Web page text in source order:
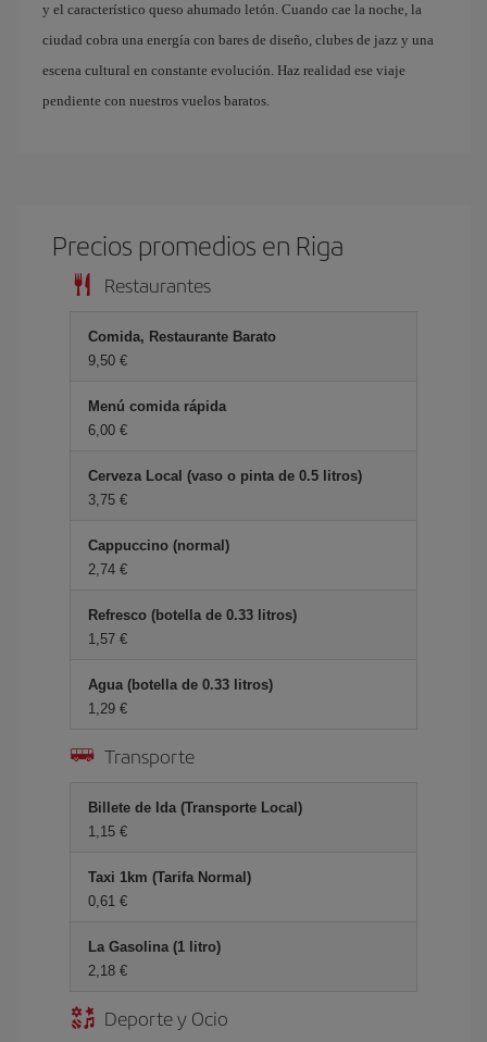
y el característico queso ahumado letón. Cuando cae la noche, la
ciudad cobra una energía con bares de diseño, clubes de jazz y una
escena cultural en constante evolución. Haz realidad ese viaje
pendiente con nuestros vuelos baratos.
Precios promedios en Riga
Restaurantes
Comida, Restaurante Barato
9,50 €
Menú comida rápida
6,00 €
Cerveza Local (vaso o pinta de 0.5 litros)
3,75 €
Cappuccino (normal)
2,74 €
Refresco (botella de 0.33 litros)
1,57 €
Agua (botella de 0.33 litros)
1,29 €
Transporte
Billete de Ida (Transporte Local)
1,15 €
Taxi 1km (Tarifa Normal)
0,61 €
La Gasolina (1 litro)
2,18 €
Deporte y Ocio